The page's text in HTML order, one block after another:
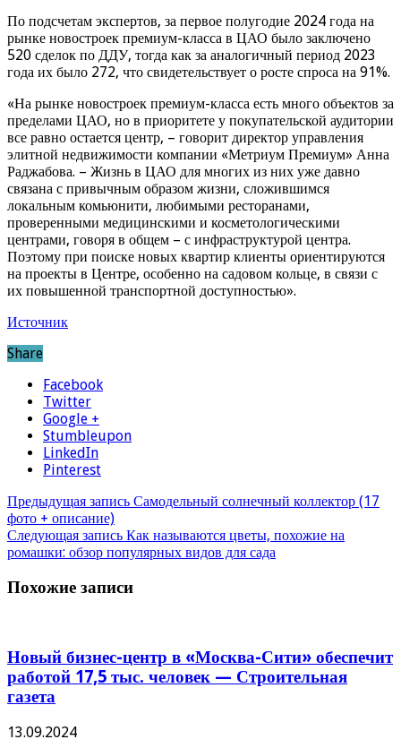
По подсчетам экспертов, за первое полугодие 2024 года на
рынке новостроек премиум-класса в ЦАО было заключено
520 сделок по ДДУ, тогда как за аналогичный период 2023
года их было 272, что свидетельствует о росте спроса на 91%.
«На рынке новостроек премиум-класса есть много объектов за
пределами ЦАО, но в приоритете у покупательской аудитории
все равно остается центр, – говорит директор управления
элитной недвижимости компании «Метриум Премиум» Анна
Раджабова. – Жизнь в ЦАО для многих из них уже давно
связана с привычным образом жизни, сложившимся
локальным комьюнити, любимыми ресторанами,
проверенными медицинскими и косметологическими
центрами, говоря в общем – с инфраструктурой центра.
Поэтому при поиске новых квартир клиенты ориентируются
на проекты в Центре, особенно на садовом кольце, в связи с
их повышенной транспортной доступностью».
Источник
Share
Facebook
Twitter
Google +
Stumbleupon
LinkedIn
Pinterest
Предыдущая запись Самодельный солнечный коллектор (17
фото + описание)
Следующая запись Как называются цветы, похожие на
ромашки: обзор популярных видов для сада
Похожие записи
Новый бизнес-центр в «Москва-Сити» обеспечит
работой 17,5 тыс. человек — Строительная
газета
13.09.2024